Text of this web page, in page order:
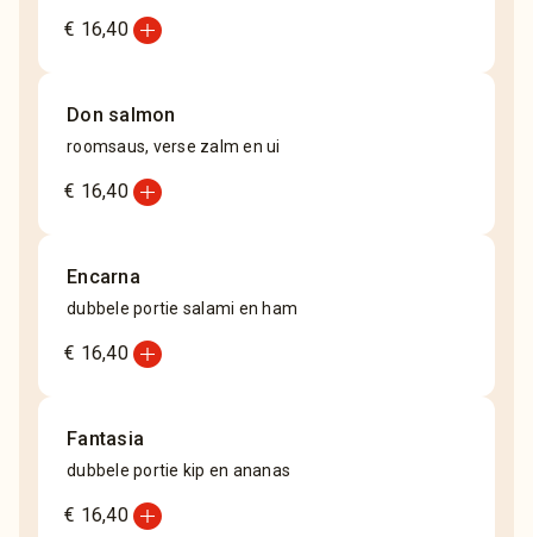
€ 16,40add_circle
Don salmon
roomsaus, verse zalm en ui
€ 16,40add_circle
Encarna
dubbele portie salami en ham
€ 16,40add_circle
Fantasia
dubbele portie kip en ananas
€ 16,40add_circle